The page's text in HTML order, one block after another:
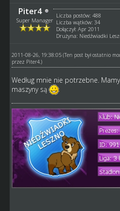
Piter4
Super Manager
Liczba postów: 488
Liczba wątków: 34
Dołączył: Apr 2011
Drużyna: Niedźwiadki
2011-08-26, 19:38:05 (Ten post był ostatnio
przez Piter4.)
Według mnie nie potrzebne.
maszyny są